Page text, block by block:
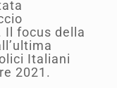
Il focus della
Italiani
2021.